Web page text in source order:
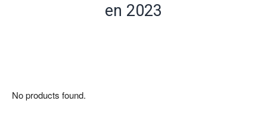
en 2023
No products found.